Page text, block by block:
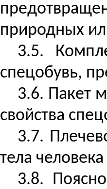
природных
3.5.
спецобувь,
3.6. Пакет
свойства
3.7.
тела
3.8.